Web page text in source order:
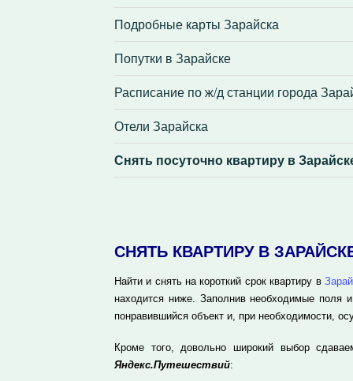
Подробные карты Зарайска
Попутки в Зарайске
Расписание по ж/д станции города
Отели Зарайска
Снять посуточно квартиру в
СНЯТЬ КВАРТИРУ В
Найти и снять на короткий срок квартиру в
находится ниже. Заполнив необходимые поля
понравившийся объект и, при необходимости,
Кроме того, довольно широкий выбор
Яндекс.Путешествий: